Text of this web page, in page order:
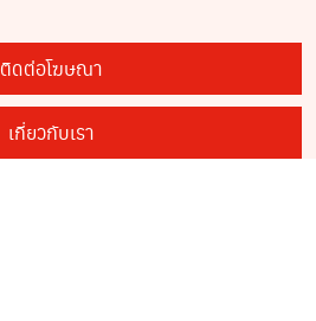
ติดต่อโฆษณา
เกี่ยวกับเรา